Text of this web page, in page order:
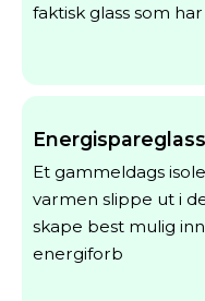
faktisk glass som
Energispareglass
Et gammeldags
varmen slippe ut i
skape best mulig
energiforb